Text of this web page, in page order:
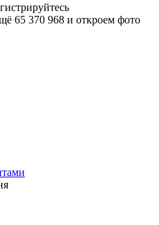
65 370 968 и откроем фото